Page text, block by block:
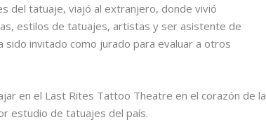
del tatuaje, viajó al extranjero, donde vivió
estilos de tatuajes, artistas y ser asistente de
sido invitado como jurado para evaluar a otros
en el Last Rites Tattoo Theatre en el corazón de la
estudio de tatuajes del país.